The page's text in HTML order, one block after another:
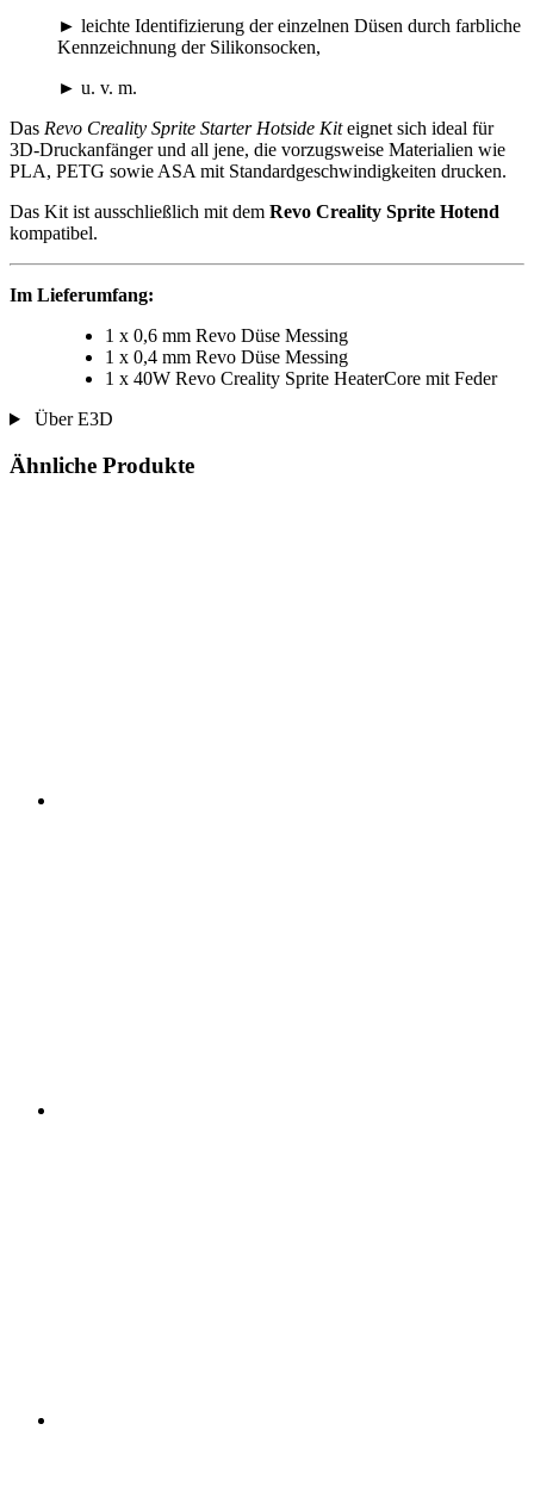
► leichte Identifizierung der einzelnen Düsen durch farbliche
Kennzeichnung der Silikonsocken,
► u. v. m.
Das Revo Creality Sprite Starter Hotside Kiteignet sich ideal für
3D-Druckanfänger und all jene, die vorzugsweise Materialien wie
PLA, PETG sowie ASA mit Standardgeschwindigkeiten drucken.
Das Kit ist ausschließlich mit dem Revo Creality Sprite Hotend
kompatibel.
Im Lieferumfang:
1 x 0,6 mm Revo Düse Messing
1 x 0,4 mm Revo Düse Messing
1 x 40W Revo Creality Sprite HeaterCore mit Feder
Über E3D
Ähnliche Produkte